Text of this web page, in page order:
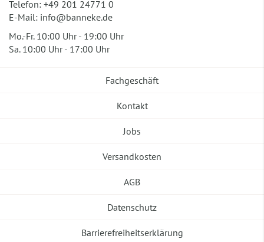
Telefon: +49 201 24771 0
E-Mail: info@banneke.de
Mo.-Fr. 10:00 Uhr - 19:00 Uhr
Sa. 10:00 Uhr - 17:00 Uhr
Fachgeschäft
Kontakt
Jobs
Versandkosten
AGB
Datenschutz
Barrierefreiheitserklärung